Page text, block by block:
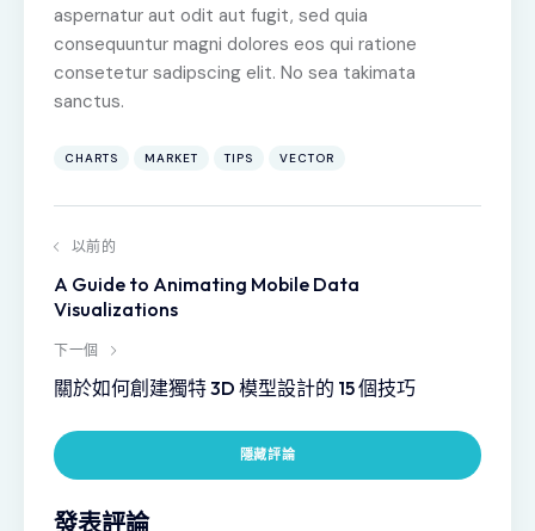
aspernatur aut odit aut fugit, sed quia
consequuntur magni dolores eos qui ratione
consetetur sadipscing elit. No sea takimata
sanctus.
CHARTS MARKET TIPS VECTOR
以前的
A Guide to Animating Mobile Data
Visualizations
下一個
關於如何創建獨特 3D 模型設計的 15 個技巧
隱藏評論
發表評論